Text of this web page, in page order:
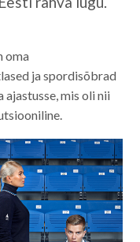
oma
ja spordisõbrad
ajastusse, mis oli nii